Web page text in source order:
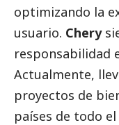
optimizando la
usuario. Chery
responsabilidad
Actualmente,
proyectos de
países de todo